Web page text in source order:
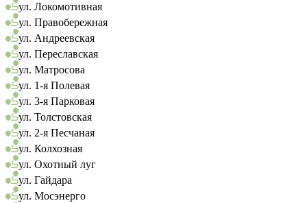
ул. Локомотивная
ул. Правобережная
ул. Андреевская
ул. Переславская
ул. Матросова
ул. 1-я Полевая
ул. 3-я Парковая
ул. Толстовская
ул. 2-я Песчаная
ул. Колхозная
ул. Охотный луг
ул. Гайдара
ул. Мосэнерго